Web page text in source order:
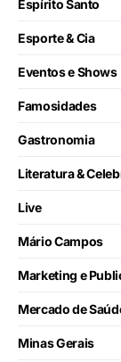
Espírito Santo
Esporte & Cia
Eventos e Shows
Famosidades
Gastronomia
Literatura &
Live
Mário Campos
Marketing e
Mercado de
Minas Gerais